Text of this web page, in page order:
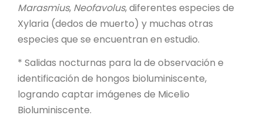
Marasmius, Neofavolus, diferentes especies de
Xylaria (dedos de muerto) y muchas otras
especies que se encuentran en estudio.
* Salidas nocturnas para la de observación e
identificación de hongos bioluminiscente,
logrando captar imágenes de Micelio
Bioluminiscente.